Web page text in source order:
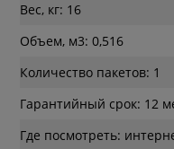
Вес, кг: 16
Объем, м3: 0,516
Количество пакетов: 1
Гарантийный срок: 12
Где посмотреть: